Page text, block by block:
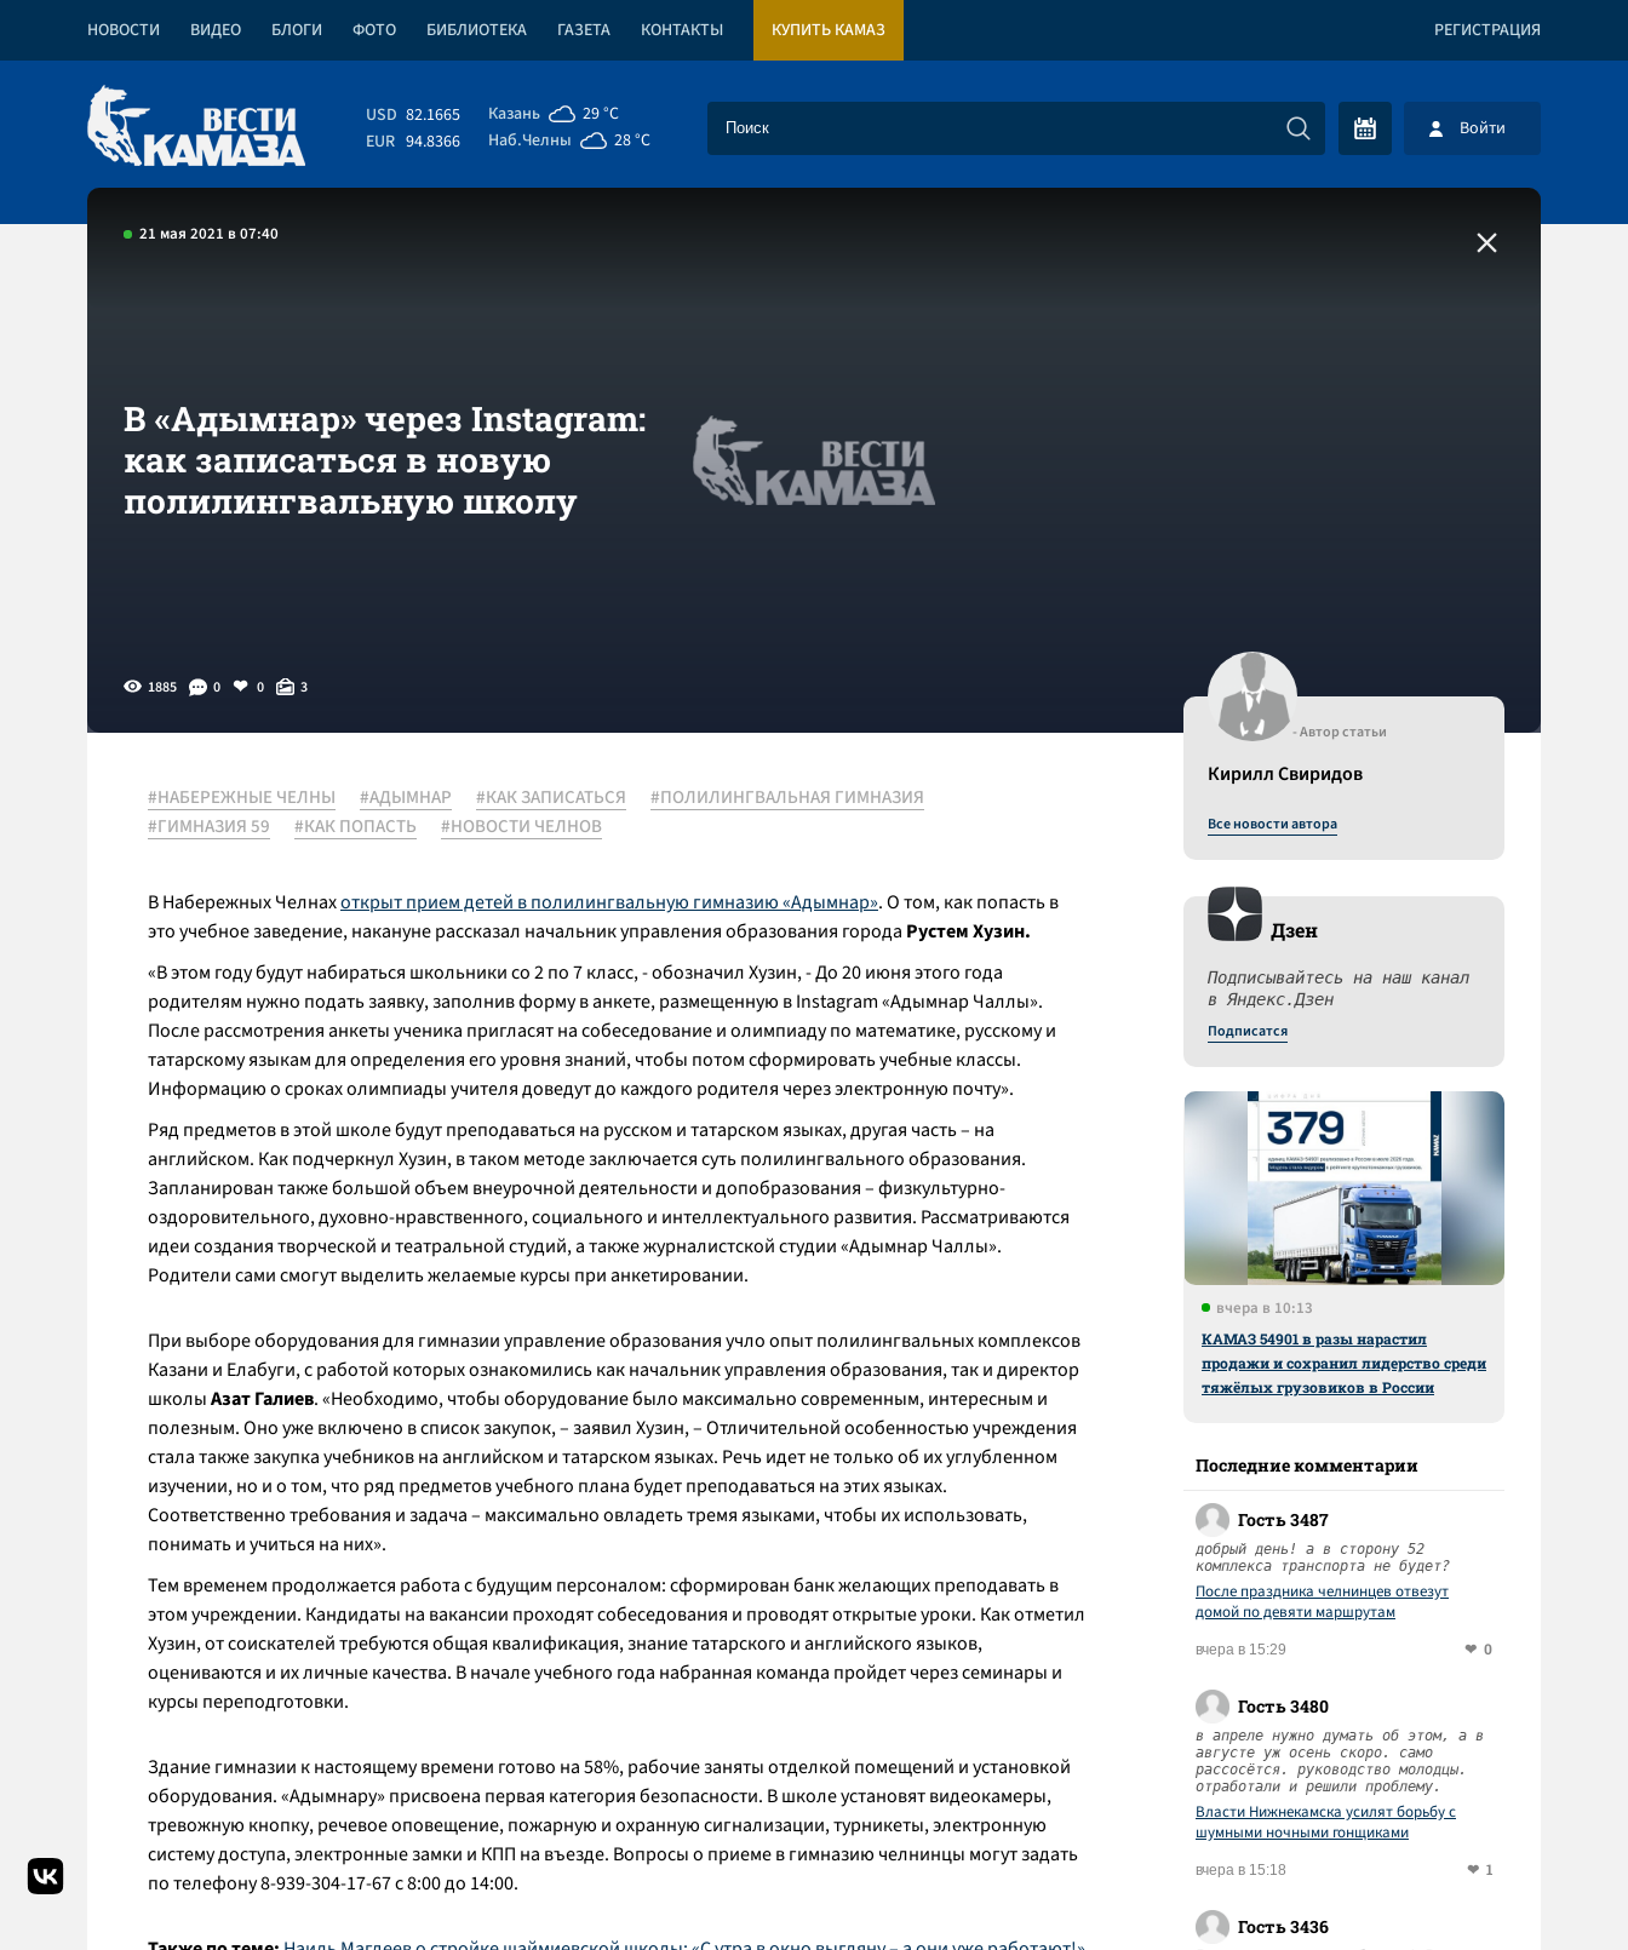
НОВОСТИ ВИДЕО БЛОГИ ФОТО БИБЛИОТЕКА ГАЗЕТА КОНТАКТЫ КУПИТЬ КАМАЗ РЕГИСТРАЦИЯ
USD 82.1665
EUR 94.8366
Казань
29 °C
Наб.Челны
28 °C Войти
21 мая 2021 в 07:40
В «Адымнар» через Instagram:
как записаться в новую
полилингвальную школу
1885 0 0 3
#НАБЕРЕЖНЫЕ ЧЕЛНЫ #АДЫМНАР #КАК ЗАПИСАТЬСЯ
#ПОЛИЛИНГВАЛЬНАЯ ГИМНАЗИЯ
#ГИМНАЗИЯ 59
#КАК ПОПАСТЬ #НОВОСТИ ЧЕЛНОВ
В Набережных Челнахоткрыт прием детей в полилингвальную гимназию «Адымнар». О том, как попасть в
это учебное заведение, накануне рассказал начальник управления образования города Рустем Хузин.
«В этом году будут набираться школьники со 2 по 7 класс, - обозначил Хузин, - До 20 июня этого года
родителям нужно подать заявку, заполнив форму в анкете, размещенную в Instagram «Адымнар Чаллы».
После рассмотрения анкеты ученика пригласят на собеседование и олимпиаду по математике, русскому и
татарскому языкам для определения его уровня знаний, чтобы потом сформировать учебные классы.
Информацию о сроках олимпиады учителя доведут до каждого родителя через электронную почту».
Ряд предметов в этой школе будут преподаваться на русском и татарском языках, другая часть – на
английском. Как подчеркнул Хузин, в таком методе заключается суть полилингвального образования.
Запланирован также большой объем внеурочной деятельности и допобразования – физкультурно-
оздоровительного, духовно-нравственного, социального и интеллектуального развития. Рассматриваются
идеи создания творческой и театральной студий, а также журналистской студии «Адымнар Чаллы».
Родители сами смогут выделить желаемые курсы при анкетировании.
При выборе оборудования для гимназии управление образования учло опыт полилингвальных комплексов
Казани и Елабуги, с работой которых ознакомились как начальник управления образования, так и директор
школыАзат Галиев. «Необходимо, чтобы оборудование было максимально современным, интересным и
полезным. Оно уже включено в список закупок, – заявил Хузин, – Отличительной особенностью учреждения
стала также закупка учебников на английском и татарском языках. Речь идет не только об их углубленном
изучении, но и о том, что ряд предметов учебного плана будет преподаваться на этих языках.
Соответственно требования и задача – максимально овладеть тремя языками, чтобы их использовать,
понимать и учиться на них».
Тем временем продолжается работа с будущим персоналом: сформирован банк желающих преподавать в
этом учреждении. Кандидаты на вакансии проходят собеседования и проводят открытые уроки. Как отметил
Хузин, от соискателей требуются общая квалификация, знание татарского и английского языков,
оцениваются и их личные качества. В начале учебного года набранная команда пройдет через семинары и
курсы переподготовки.
Здание гимназии к настоящему времени готово на 58%, рабочие заняты отделкой помещений и установкой
оборудования. «Адымнару» присвоена первая категория безопасности. В школе установят видеокамеры,
тревожную кнопку, речевое оповещение, пожарную и охранную сигнализации, турникеты, электронную
систему доступа, электронные замки и КПП на въезде. Вопросы о приеме в гимназию челнинцы могут задать
по телефону 8-939-304-17-67 с 8:00 до 14:00.
- Автор статьи
Кирилл Свиридов
Все новости автора
Дзен
Подписывайтесь на наш канал
в Яндекс.Дзен
Подписатся
вчера в 10:13
КАМАЗ 54901 в разы нарастил
продажи и сохранил лидерство среди
тяжёлых грузовиков в России
Последние комментарии
Гость 3487
добрый день! а в сторону 52
комплекса транспорта не будет?
После праздника челнинцев отвезут
домой по девяти маршрутам
вчера в 15:29 0
Гость 3480
в апреле нужно думать об этом, а в
августе уж осень скоро. само
рассосётся. руководство молодцы.
отработали и решили проблему.
Власти Нижнекамска усилят борьбу с
шумными ночными гонщиками
вчера в 15:18 1
Гость 3436